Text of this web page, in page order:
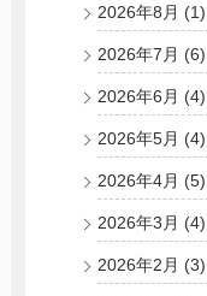
2026年8月 (1)
2026年7月 (6)
2026年6月 (4)
2026年5月 (4)
2026年4月 (5)
2026年3月 (4)
2026年2月 (3)